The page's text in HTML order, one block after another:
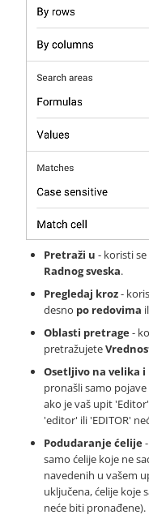
Pretraži u - koristi
Radnog sveska.
Pregledaj kroz-
desno po redovima
Oblasti pretrage-
pretražujete
Osetljivo na velika i
pronašli samo
ako je vaš upit
'editor' ili 'EDITOR'
Podudaranje ćelije
samo ćelije koje ne
navedenih u vašem
uključena, ćelije koje
neće biti pronađene).